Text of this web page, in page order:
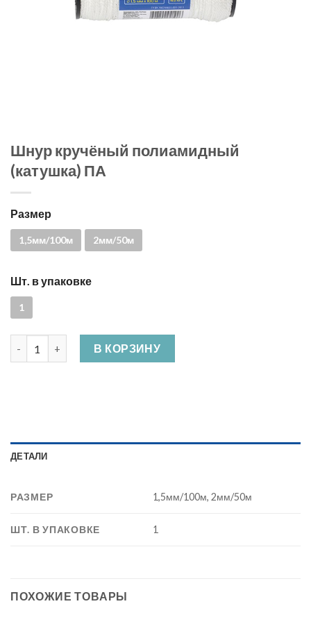
Шнур кручёный полиамидный
(катушка) ПА
Размер
1,5мм/100м 2мм/50м
Шт. в упаковке
1
Количество Шнур кручёный полиамидный (катушка) ПА
В КОРЗИНУ
ДЕТАЛИ
РАЗМЕР 1,5мм/100м, 2мм/50м
ШТ. В УПАКОВКЕ 1
ПОХОЖИЕ ТОВАРЫ